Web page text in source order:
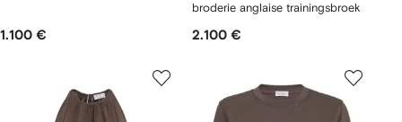
1.100 €
broderie anglaise trainingsbroek
2.100 €